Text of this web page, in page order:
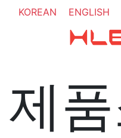
KOREAN ENGLISH
제